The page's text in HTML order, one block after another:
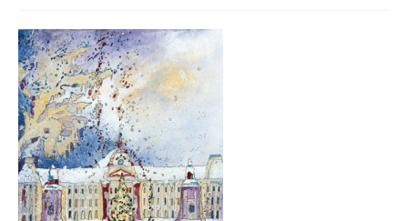
Galerien …
Firmenkalender …
Firmenkalender 2026
Firmenkalender 2025
Firmenkalender 2024
Firmenkalender 2023